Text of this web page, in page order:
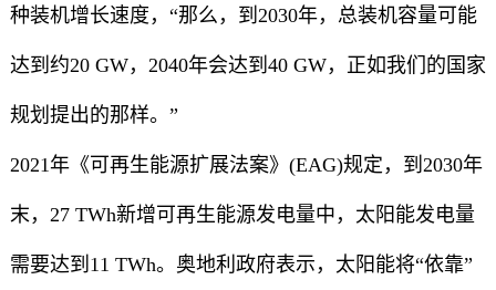
种装机增长速度，“那么，到2030年，总装机容量可能
达到约20 GW，2040年会达到40 GW，正如我们的国家
规划提出的那样。”
2021年《可再生能源扩展法案》(EAG)规定，到2030年
末，27 TWh新增可再生能源发电量中，太阳能发电量
需要达到11 TWh。奥地利政府表示，太阳能将“依靠”